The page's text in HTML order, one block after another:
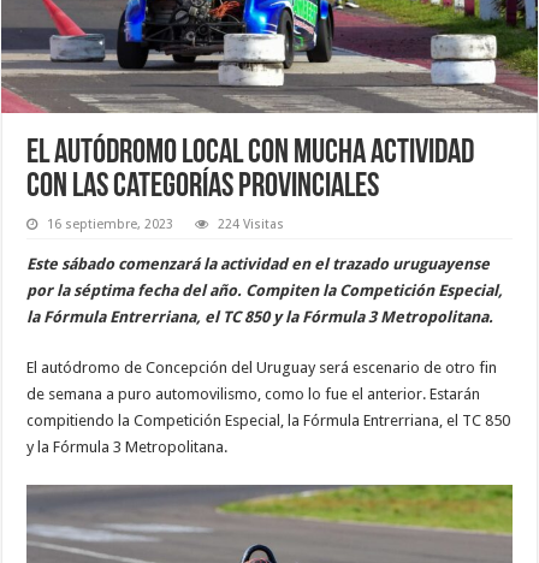
El autódromo local con mucha actividad
con las categorías provinciales
16 septiembre, 2023 224 Visitas
Este sábado comenzará la actividad en el trazado uruguayense
por la séptima fecha del año. Compiten la Competición Especial,
la Fórmula Entrerriana, el TC 850 y la Fórmula 3 Metropolitana.
El autódromo de Concepción del Uruguay será escenario de otro fin
de semana a puro automovilismo, como lo fue el anterior. Estarán
compitiendo la Competición Especial, la Fórmula Entrerriana, el TC 850
y la Fórmula 3 Metropolitana.